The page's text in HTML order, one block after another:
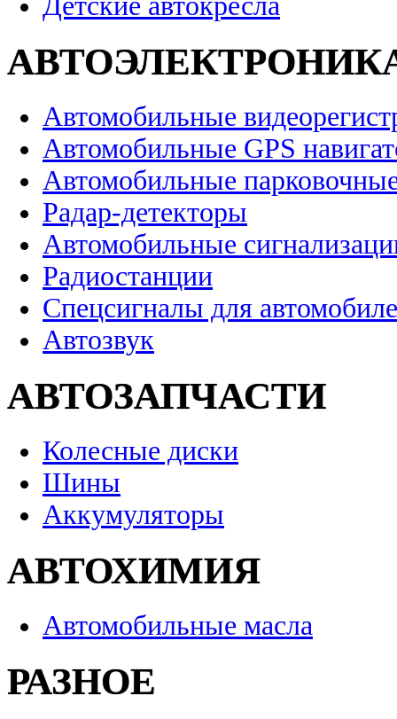
Автомобильные
Автомобильные GPS
Автомобильные
Радар-детекторы
Автомобильные
Радиостанции
Спецсигналы для
Автозвук
АВТОЗАПЧАСТИ
Колесные диски
Шины
Аккумуляторы
АВТОХИМИЯ
Автомобильные масла
РАЗНОЕ